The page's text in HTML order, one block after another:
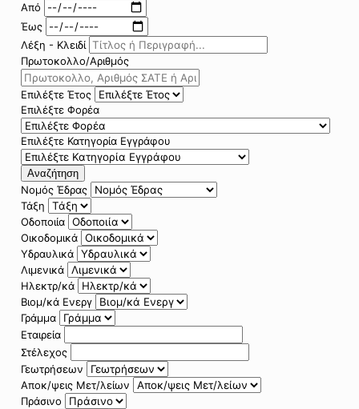
Από
Έως
Λέξη - Κλειδί
Πρωτοκολλο/Αριθμός
Επιλέξτε Έτος
Επιλέξτε Φορέα
Επιλέξτε Κατηγορία Εγγράφου
Αναζήτηση
Νομός Έδρας
Τάξη
Οδοποιία
Οικοδομικά
Υδραυλικά
Λιμενικά
Ηλεκτρ/κά
Βιομ/κά Ενεργ
Γράμμα
Εταιρεία
Στέλεχος
Γεωτρήσεων
Αποκ/ψεις Μετ/λείων
Πράσινο